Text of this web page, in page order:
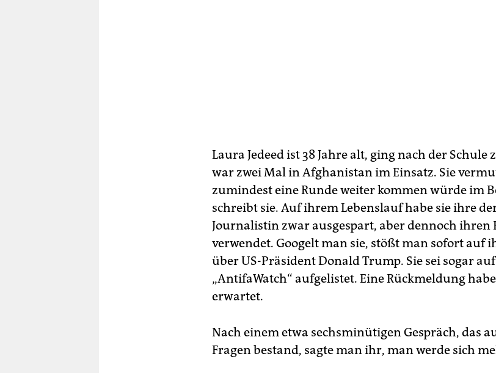
Laura Jedeed ist 38 Jahre alt, ging nach der Schule
war zwei Mal in Afghanistan im Einsatz. Sie
zumindest eine Runde weiter kommen würde im
schreibt sie. Auf ihrem Lebenslauf habe sie ihre
Journalistin zwar ausgespart, aber dennoch
verwendet. Googelt man sie, stößt man sofort auf
über US-Präsident Donald Trump. Sie sei sogar
„AntifaWatch“ aufgelistet. Eine Rückmeldung
erwartet.
Nach einem etwa sechsminütigen Gespräch, das
Fragen bestand, sagte man ihr, man werde sich